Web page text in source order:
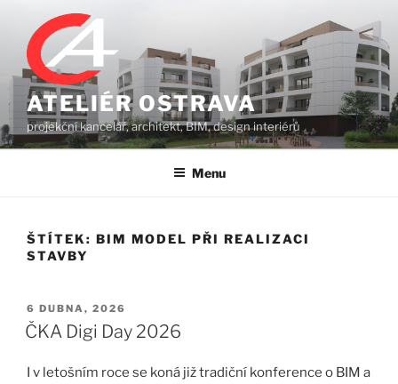
obsahu
webu
ATELIÉR OSTRAVA
projekční kancelář, architekt, BIM, design interiérů
Menu
ŠTÍTEK: BIM MODEL PŘI REALIZACI
STAVBY
PUBLIKOVÁNO
6 DUBNA, 2026
ČKA Digi Day 2026
I v letošním roce se koná již tradiční konference o BIM a